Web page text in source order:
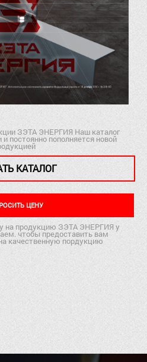
ЗЭТА ЭНЕРГИЯ Наш каталог
постоянно пополняется новой
КАТАЛОГ
ЦЕНУ
на продукцию ЗЭТА ЭНЕРГИЯ у
чтобы предоставить вам
качественную пордукцию